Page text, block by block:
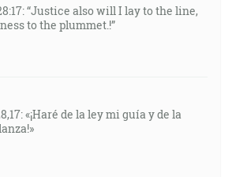
“Justice also will I lay to the line,
to the plummet.!”
«¡Haré de la ley mi guía y de la